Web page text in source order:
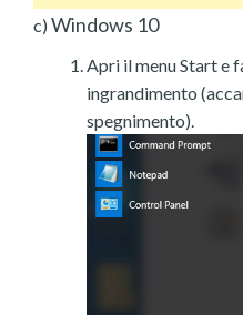
c) Windows 10
Apri il menu Start e
ingrandimento
spegnimento).